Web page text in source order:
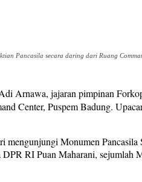
Pancasila secara daring dari Ruang
Arnawa, jajaran pimpinan
Center, Puspem Badung.
Monumen
RI Puan Maharani,